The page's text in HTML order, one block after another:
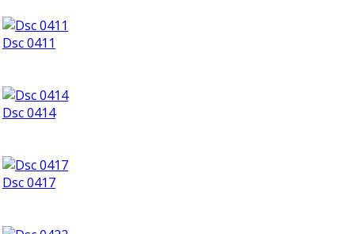
Dsc 0411
Dsc 0414
Dsc 0417